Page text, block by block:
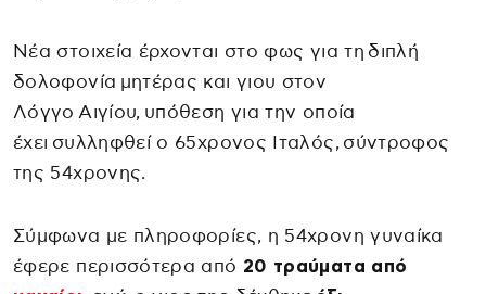
Νέα στοιχεία έρχονται στο φως για τη διπλή
δολοφονία μητέρας και γιου στον
Λόγγο Αιγίου, υπόθεση για την οποία
έχει συλληφθεί ο 65χρονος Ιταλός, σύντροφος
της 54χρονης.
Σύμφωνα με πληροφορίες, η 54χρονη γυναίκα
έφερε περισσότερα από 20 τραύματα από